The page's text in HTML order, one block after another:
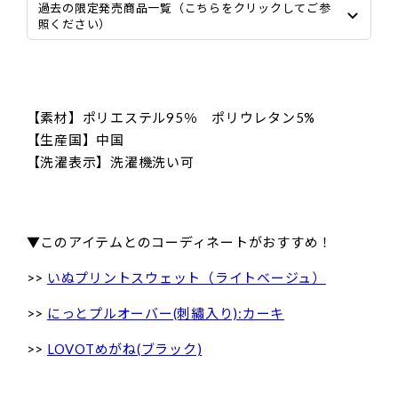
過去の限定発売商品一覧（こちらをクリックしてご参
照ください）
【素材】ポリエステル95％ ポリウレタン5%
【生産国】中国
【洗濯表示】洗濯機洗い可
▼このアイテムとのコーディネートがおすすめ！
>> いぬプリントスウェット（ライトベージュ）
>> にっとプルオーバー(刺繡入り):カーキ
>> LOVOTめがね(ブラック)